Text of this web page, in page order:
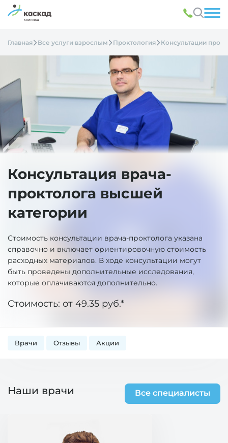
Главная Все услуги взрослым Проктология Консультации
Консультация врача-
проктолога высшей
категории
Стоимость консультации врача-проктолога указана
справочно и включает ориентировочную стоимость
расходных материалов. В ходе консультации могут
быть проведены дополнительные исследования,
которые оплачиваются дополнительно.
Стоимость: от 49.35 руб.*
Врачи Отзывы Акции
Наши врачи Все специалисты